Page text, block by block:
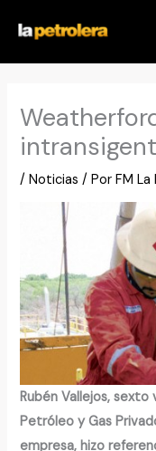
contenido
/Noticias / PorFM
Rubén Vallejos,
Petróleo y Gas
empresa, hizo